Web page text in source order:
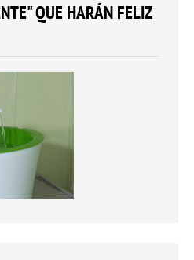
QUE HARÁN FELIZ